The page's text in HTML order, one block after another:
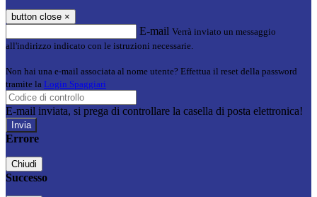
button close ×
E-mail Verrà inviato un messaggio
all'indirizzo indicato con le istruzioni necessarie.
Non hai una e-mail associata al nome utente? Effettua il reset della password
tramite la Login Spaggiari
E-mail inviata, si prega di controllare la casella di posta elettronica!
Errore
Chiudi
Successo